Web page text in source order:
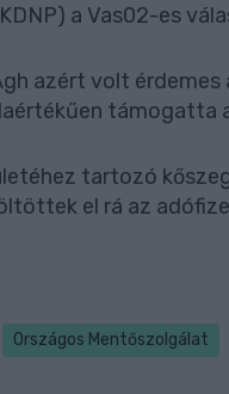
a Vas02-es
azért volt
tartozó
el rá az
Országos Mentőszolgálat